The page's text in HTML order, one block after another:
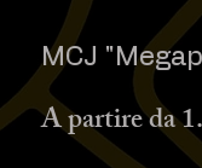
MCJ
A partire da